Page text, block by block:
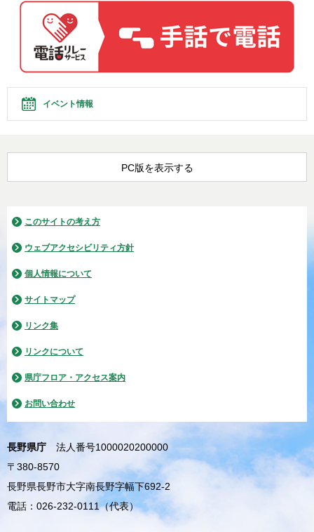
イベント情報
PC版を表示する
このサイトの考え方
ウェブアクセシビリティ方針
個人情報について
サイトマップ
リンク集
リンクについて
県庁フロア・アクセス案内
お問い合わせ
長野県庁
法人番号1000020200000
〒380-8570
長野県長野市大字南長野字幅下692-2
電話：026-232-0111（代表）